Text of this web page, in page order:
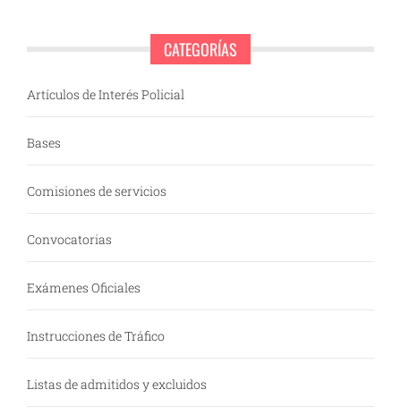
CATEGORÍAS
Artículos de Interés Policial
Bases
Comisiones de servicios
Convocatorias
Exámenes Oficiales
Instrucciones de Tráfico
Listas de admitidos y excluidos